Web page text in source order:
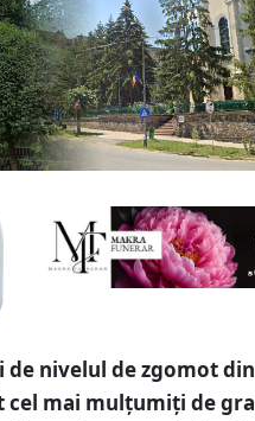
nivelul de zgomot
mai mulțumiți de